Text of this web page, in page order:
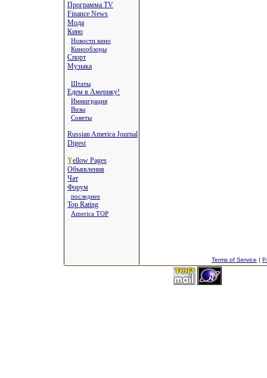
Программа TV
Finance News
Мода
Кино
Новости кино
Кинообзоры
Спорт
Музыка
Штаты
Едем в Америку!
Иммиграция
Визы
Советы
Russian America Journal
Digest
Yellow Pages
Объявления
Чат
Форум
последнее
Top Rating
America TOP
Terms of Service |